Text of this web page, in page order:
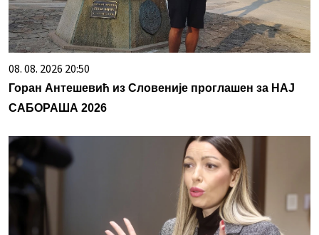
08. 08. 2026 20:50
Горан Антешевић из Словеније проглашен за НАЈ
САБОРАША 2026